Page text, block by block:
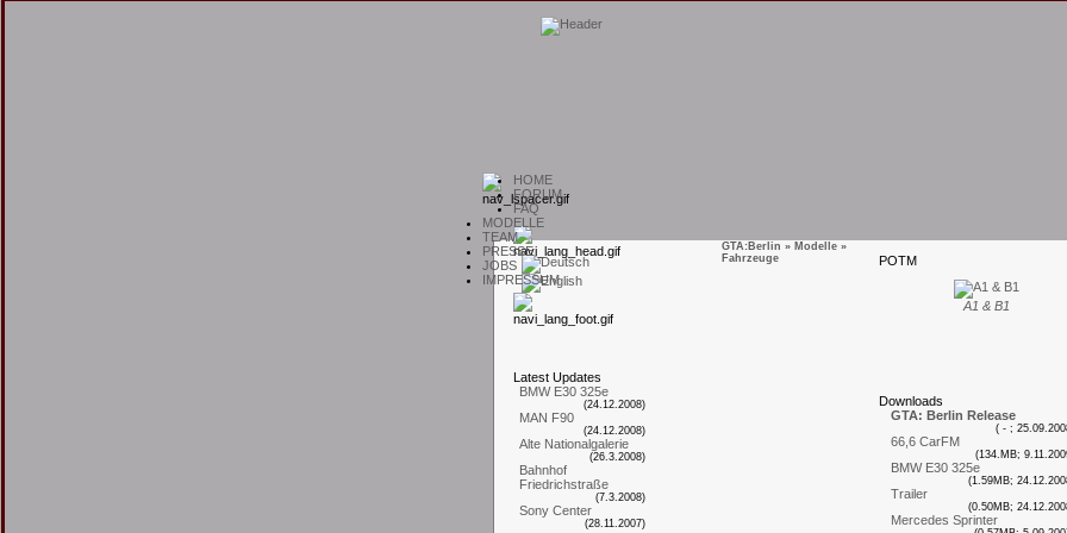
HOME
FORUM
FAQ
MODELLE
TEAM
PRESSE
JOBS
IMPRESSUM
L atest Updates
BMW E30 325e
(24.12.2008)
MAN F90
(24.12.2008)
Alte Nationalgalerie
(26.3.2008)
Bahnhof
Friedrichstraße
(7.3.2008)
Sony Center
(28.11.2007)
POTM
A1 & B1
Downloads
GTA: Berlin Release
( - ;
66,6 CarFM
(134.MB;
BMW E30 325e
(1.59MB;
Trailer
(0.50MB;
Mercedes Sprinter
GTA:Berlin » Modelle »
Fahrzeuge